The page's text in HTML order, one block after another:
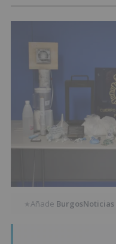
★Añade BurgosNoticias